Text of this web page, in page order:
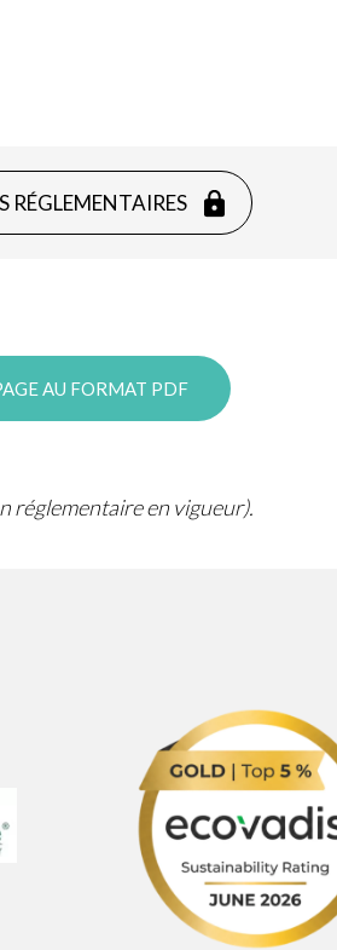
RÉGLEMENTAIRES
AU FORMAT PDF
réglementaire en vigueur).